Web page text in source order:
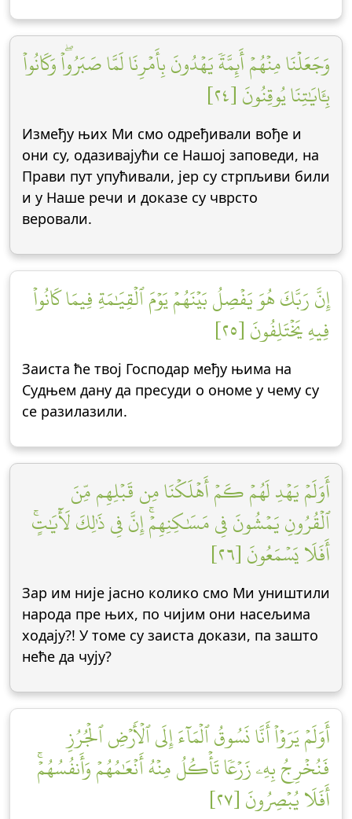
وَجَعَلۡنَا مِنۡهُمۡ أَئِمَّةٗ يَهۡدُونَ بِأَمۡرِنَا لَمَّا صَبَرُواْۖ وَكَانُواْ
بِـَٔايَٰتِنَا يُوقِنُونَ [٢٤]
Између њих Ми смо одређивали вође и
они су, одазивајући се Нашој заповеди, на
Прави пут упућивали, јер су стрпљиви били
и у Наше речи и доказе су чврсто
веровали.
إِنَّ رَبَّكَ هُوَ يَفۡصِلُ بَيۡنَهُمۡ يَوۡمَ ٱلۡقِيَٰمَةِ فِيمَا كَانُواْ
فِيهِ يَخۡتَلِفُونَ [٢٥]
Заиста ће твој Господар међу њима на
Судњем дану да пресуди о ономе у чему су
се разилазили.
أَوَلَمۡ يَهۡدِ لَهُمۡ كَمۡ أَهۡلَكۡنَا مِن قَبۡلِهِم مِّنَ
ٱلۡقُرُونِ يَمۡشُونَ فِي مَسَٰكِنِهِمۡۚ إِنَّ فِي ذَٰلِكَ لَأٓيَٰتٍۚ
أَفَلَا يَسۡمَعُونَ [٢٦]
Зар им није јасно колико смо Ми уништили
народа пре њих, по чијим они насељима
ходају?! У томе су заиста докази, па зашто
неће да чују?
أَوَلَمۡ يَرَوۡاْ أَنَّا نَسُوقُ ٱلۡمَآءَ إِلَى ٱلۡأَرۡضِ ٱلۡجُرُزِ
فَنُخۡرِجُ بِهِۦ زَرۡعٗا تَأۡكُلُ مِنۡهُ أَنۡعَٰمُهُمۡ وَأَنفُسُهُمۡۚ
أَفَلَا يُبۡصِرُونَ [٢٧]